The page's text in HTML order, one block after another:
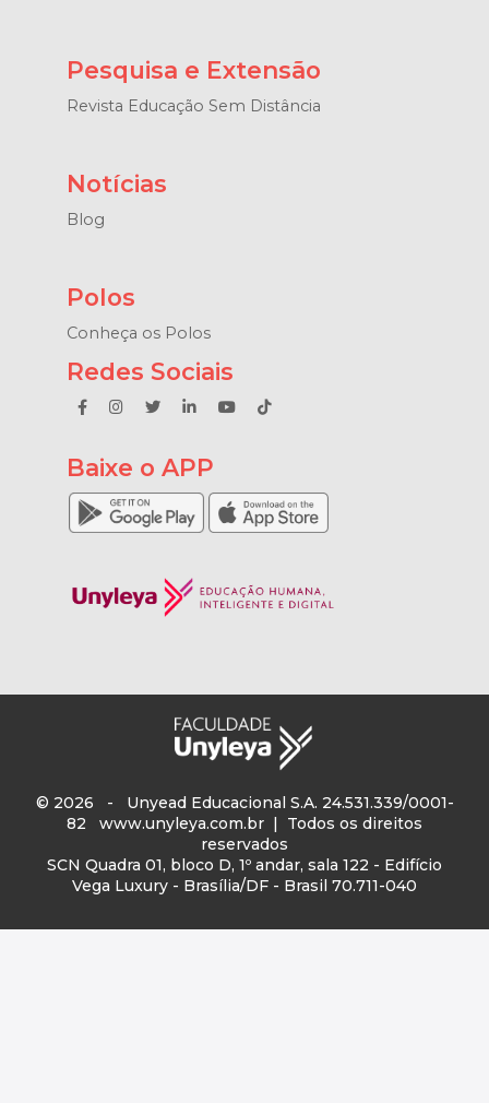
Pesquisa e Extensão
Revista Educação Sem Distância
Notícias
Blog
Polos
Conheça os Polos
Redes Sociais
Baixe o APP
© 2026 - Unyead Educacional S.A. 24.531.339/0001-
82 www.unyleya.com.br | Todos os direitos
reservados
SCN Quadra 01, bloco D, 1º andar, sala 122 - Edifício
Vega Luxury - Brasília/DF - Brasil 70.711-040